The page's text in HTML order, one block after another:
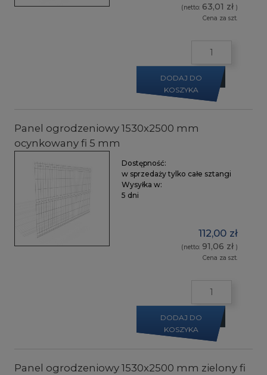
(netto: 63,01 zł )
Cena za szt.
DODAJ DO
KOSZYKA
Panel ogrodzeniowy 1530x2500 mm
ocynkowany fi 5 mm
Dostępność:
w sprzedaży tylko całe sztangi
Wysyłka w:
5 dni
112,00 zł
(netto: 91,06 zł )
Cena za szt.
DODAJ DO
KOSZYKA
Panel ogrodzeniowy 1530x2500 mm zielony fi